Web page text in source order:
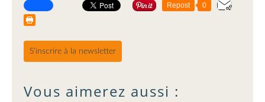
Repost 0
S'inscrire à la newsletter
Vous aimerez aussi :